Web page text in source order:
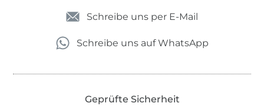
Schreibe uns per E-Mail
Schreibe uns auf WhatsApp
Geprüfte Sicherheit